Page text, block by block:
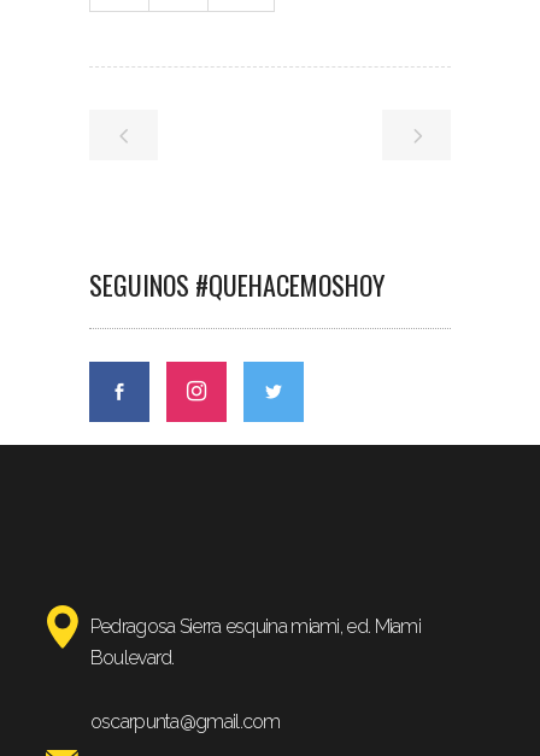
SEGUINOS #QUEHACEMOSHOY
Pedragosa Sierra esquina miami, ed. Miami
Boulevard.
oscarpunta@gmail.com